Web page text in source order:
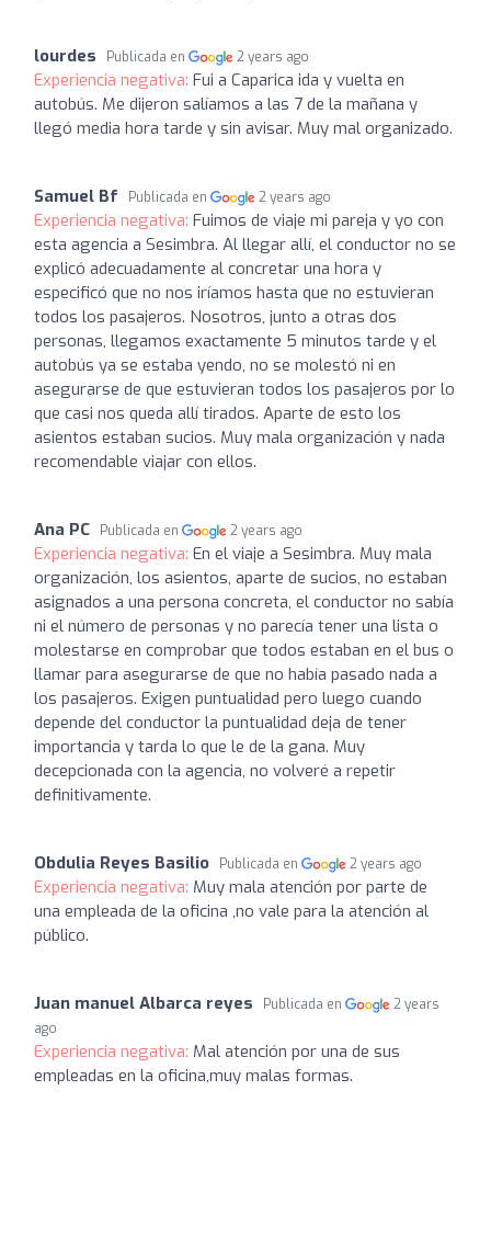
lourdes Publicada en 2 years ago
Experiencia negativa: Fui a Caparica ida y vuelta en
autobús. Me dijeron salíamos a las 7 de la mañana y
llegó media hora tarde y sin avisar. Muy mal organizado.
Samuel Bf Publicada en 2 years ago
Experiencia negativa: Fuimos de viaje mi pareja y yo con
esta agencia a Sesimbra. Al llegar allí, el conductor no se
explicó adecuadamente al concretar una hora y
especificó que no nos iríamos hasta que no estuvieran
todos los pasajeros. Nosotros, junto a otras dos
personas, llegamos exactamente 5 minutos tarde y el
autobús ya se estaba yendo, no se molestó ni en
asegurarse de que estuvieran todos los pasajeros por lo
que casi nos queda allí tirados. Aparte de esto los
asientos estaban sucios. Muy mala organización y nada
recomendable viajar con ellos.
Ana PC Publicada en 2 years ago
Experiencia negativa: En el viaje a Sesimbra. Muy mala
organización, los asientos, aparte de sucios, no estaban
asignados a una persona concreta, el conductor no sabía
ni el número de personas y no parecía tener una lista o
molestarse en comprobar que todos estaban en el bus o
llamar para asegurarse de que no había pasado nada a
los pasajeros. Exigen puntualidad pero luego cuando
depende del conductor la puntualidad deja de tener
importancia y tarda lo que le de la gana. Muy
decepcionada con la agencia, no volveré a repetir
definitivamente.
Obdulia Reyes Basilio Publicada en 2 years ago
Experiencia negativa: Muy mala atención por parte de
una empleada de la oficina ,no vale para la atención al
público.
Juan manuel Albarca reyes Publicada en
2 years
ago
Experiencia negativa: Mal atención por una de sus
empleadas en la oficina,muy malas formas.